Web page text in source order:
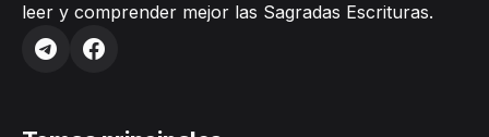
leer y comprender mejor las Sagradas Escrituras.